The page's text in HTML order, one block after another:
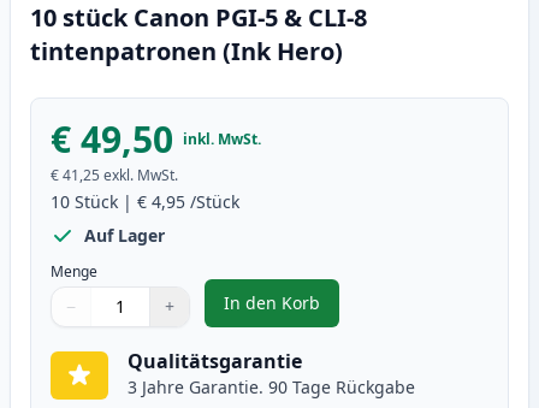
10 stück Canon PGI-5 & CLI-8
tintenpatronen (Ink Hero)
€ 49,50 inkl. MwSt.
€ 41,25 exkl. MwSt.
10 Stück | € 4,95 /Stück
Auf Lager
Menge
Verwenden Sie die Tasten, um anzupassen
− +
1
In den Korb
, 10 stück Canon PGI-5 & CLI-8
Qualitätsgarantie
3 Jahre Garantie. 90 Tage Rückgabe